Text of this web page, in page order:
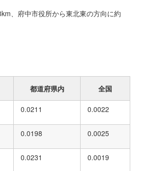
、府中市役所から東北東の方向に約
都道府県内 全国
0.0211 0.0022
0.0198 0.0025
0.0231 0.0019